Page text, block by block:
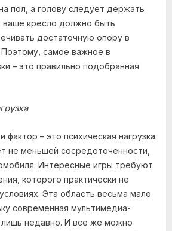
пол, а голову следует держать
ваше кресло должно быть
достаточную опору в
самое важное в
– это правильно подобранная
фактор – это психическая нагрузка.
не меньшей сосредоточенности,
Интересные игры требуют
которого практически не
Эта область весьма мало
современная мультимедиа-
лишь недавно. И все же можно